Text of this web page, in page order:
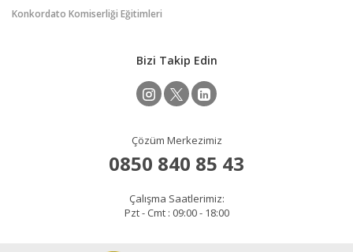
Konkordato Komiserliği Eğitimleri
Bizi Takip Edin
Çözüm Merkezimiz
0850 840 85 43
Çalışma Saatlerimiz:
Pzt - Cmt : 09:00 - 18:00